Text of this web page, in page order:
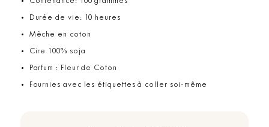
Durée de vie: 10 heures
Mèche en coton
Cire 100% soja
Parfum : Fleur de Coton
Fournies avec les étiquettes à coller soi-même